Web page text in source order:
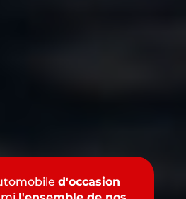
d'occasion